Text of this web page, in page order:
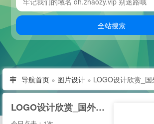
导航首页 » 图片设计 »
LOGO设计欣赏_国外标志设计欣赏 - LOGO圈